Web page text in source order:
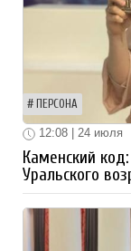
ПЕРСОНА
12:08 | 24 июля
Каменский
Уральского